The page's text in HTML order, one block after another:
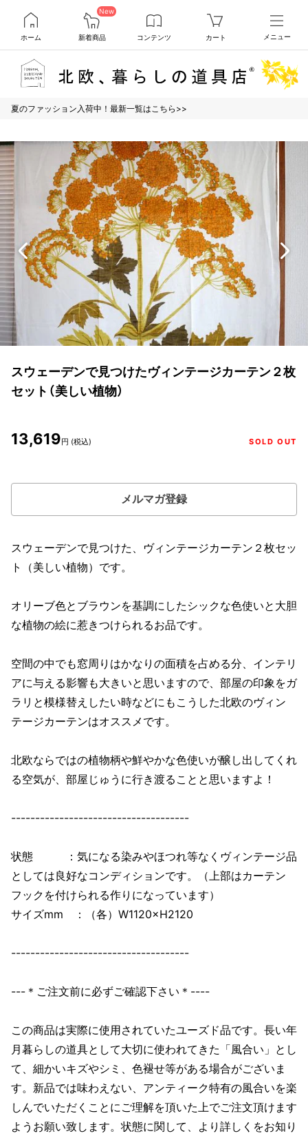
ホーム
New
新着商品 コンテンツ カート メニュー
夏のファッション入荷中！最新一覧はこちら>>
スウェーデンで見つけたヴィンテージカーテン２枚
セット（美しい植物）
13,619円 (税込) SOLD OUT
メルマガ登録
スウェーデンで見つけた、ヴィンテージカーテン２枚セッ
ト（美しい植物）です。
オリーブ色とブラウンを基調にしたシックな色使いと大胆
な植物の絵に惹きつけられるお品です。
空間の中でも窓周りはかなりの面積を占める分、インテリ
アに与える影響も大きいと思いますので、部屋の印象をガ
ラリと模様替えしたい時などにもこうした北欧のヴィン
テージカーテンはオススメです。
北欧ならではの植物柄や鮮やかな色使いが醸し出してくれ
る空気が、部屋じゅうに行き渡ることと思いますよ！
-------------------------------------
状態 ：気になる染みやほつれ等なくヴィンテージ品
としては良好なコンディションです。（上部はカーテン
フックを付けられる作りになっています）
サイズmm ：（各）W1120×H2120
-------------------------------------
---＊ご注文前に必ずご確認下さい＊----
この商品は実際に使用されていたユーズド品です。長い年
月暮らしの道具として大切に使われてきた「風合い」とし
て、細かいキズやシミ、色褪せ等がある場合がございま
す。新品では味わえない、アンティーク特有の風合いを楽
しんでいただくことにご理解を頂いた上でご注文頂けます
ようお願い致します。状態に関して、より詳しくをお知り